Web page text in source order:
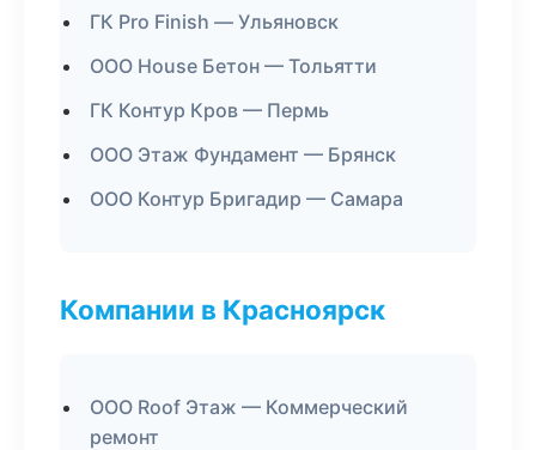
ГК Pro Finish — Ульяновск
ООО House Бетон — Тольятти
ГК Контур Кров — Пермь
ООО Этаж Фундамент — Брянск
ООО Контур Бригадир — Самара
Компании в Красноярск
ООО Roof Этаж — Коммерческий
ремонт